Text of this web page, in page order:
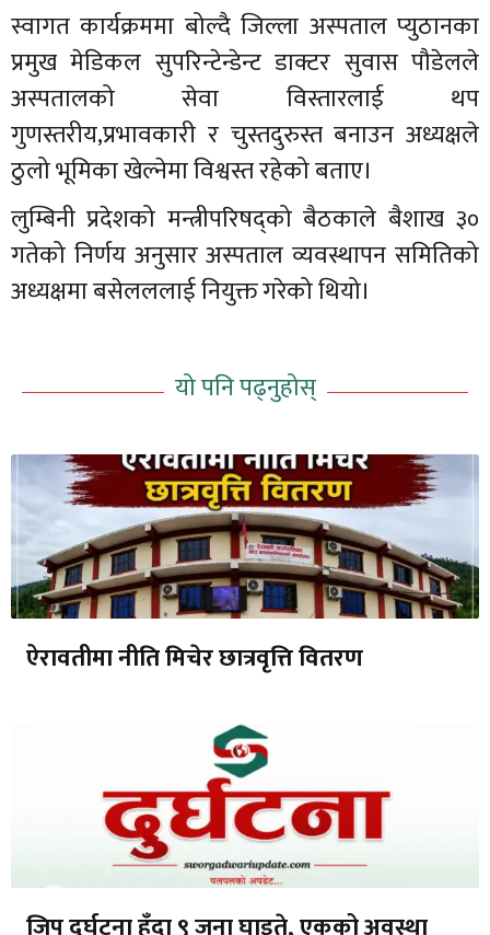
स्वागत कार्यक्रममा बोल्दै जिल्ला अस्पताल प्युठानका
प्रमुख मेडिकल सुपरिन्टेन्डेन्ट डाक्टर सुवास पौडेलले
अस्पतालको सेवा विस्तारलाई थप
गुणस्तरीय,प्रभावकारी र चुस्तदुरुस्त बनाउन अध्यक्षले
ठुलो भूमिका खेल्नेमा विश्वस्त रहेको बताए।
लुम्बिनी प्रदेशको मन्त्रीपरिषद्को बैठकाले बैशाख ३०
गतेको निर्णय अनुसार अस्पताल व्यवस्थापन समितिको
अध्यक्षमा बसेलललाई नियुक्त गरेको थियो।
यो पनि पढ्नुहोस्
ऐरावतीमा नीति मिचेर छात्रवृत्ति वितरण